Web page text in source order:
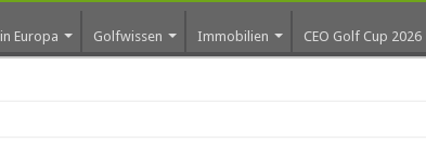
Europa Golfwissen Immobilien CEO Golf Cup 2026